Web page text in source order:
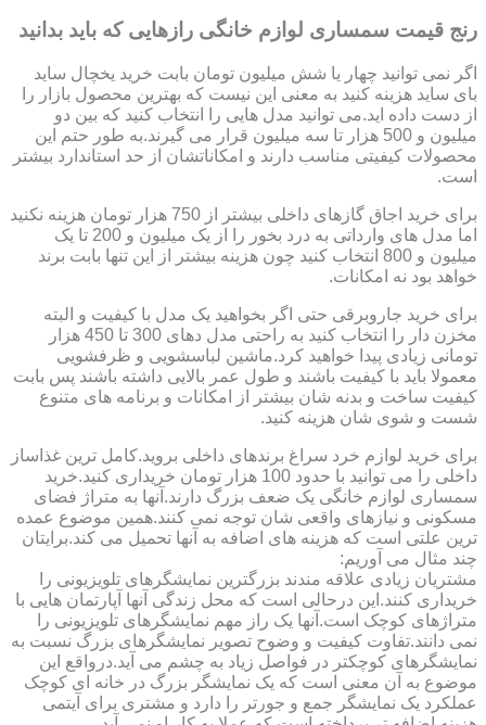
رنج قیمت سمساری لوازم خانگی رازهایی که باید بدانید
اگر نمی توانید چهار یا شش میلیون تومان بابت خرید یخچال ساید
بای ساید هزینه کنید به معنی این نیست که بهترین محصول بازار را
از دست داده اید.می توانید مدل هایی را انتخاب کنید که بین دو
میلیون و 500 هزار تا سه میلیون قرار می گیرند.به طور حتم این
محصولات کیفیتی مناسب دارند و امکاناتشان از حد استاندارد بیشتر
است.
برای خرید اجاق گازهای داخلی بیشتر از 750 هزار تومان هزینه نکنید
اما مدل های وارداتی به درد بخور را از یک میلیون و 200 تا یک
میلیون و 800 انتخاب کنید چون هزینه بیشتر از این تنها بابت برند
خواهد بود نه امکانات.
برای خرید جاروبرقی حتی اگر بخواهید یک مدل با کیفیت و البته
مخزن دار را انتخاب کنید به راحتی مدل دهای 300 تا 450 هزار
تومانی زیادی پیدا خواهید کرد.ماشین لباسشویی و ظرفشویی
معمولا باید با کیفیت باشند و طول عمر بالایی داشته باشند پس بابت
کیفیت ساخت و بدنه شان بیشتر از امکانات و برنامه های متنوع
شست و شوی شان هزینه کنید.
برای خرید لوازم خرد سراغ برندهای داخلی بروید.کامل ترین غذاساز
داخلی را می توانید با حدود 100 هزار تومان خریداری کنید.خرید
سمساری لوازم خانگی یک ضعف بزرگ دارند.آنها به متراژ فضای
مسکونی و نیازهای واقعی شان توجه نمی کنند.همین موضوع عمده
ترین علتی است که هزینه های اضافه به آنها تحمیل می کند.برایتان
چند مثال می آوریم:
مشتریان زیادی علاقه مندند بزرگترین نمایشگرهای تلویزیونی را
خریداری کنند.این درحالی است که محل زندگی آنها آپارتمان هایی با
متراژهای کوچک است.آنها یک راز مهم نمایشگرهای تلویزیونی را
نمی دانند.تفاوت کیفیت و وضوح تصویر نمایشگرهای بزرگ نسبت به
نمایشگرهای کوچکتر در فواصل زیاد به چشم می آید.درواقع این
موضوع به آن معنی است که یک نمایشگر بزرگ در خانه ای کوچک
عملکرد یک نمایشگر جمع و جورتر را دارد و مشتری برای آیتمی